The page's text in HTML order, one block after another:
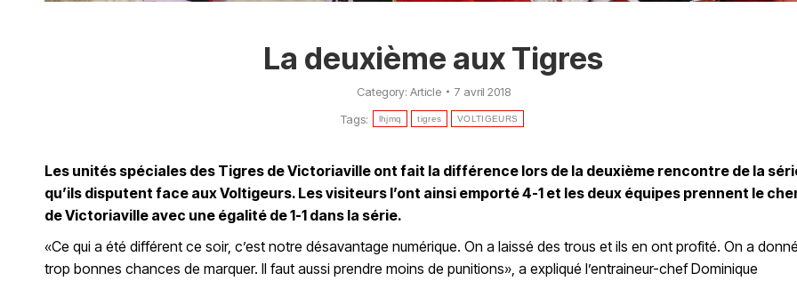
La deuxième aux Tigres
Category: Article
7 avril 2018
Tags:
lhjmq tigres VOLTIGEURS
Les unités spéciales des Tigres de Victoriaville ont fait la différence lors de la deuxième rencontre de la
qu’ils disputent face aux Voltigeurs. Les visiteurs l’ont ainsi emporté 4-1 et les deux équipes prennent le
de Victoriaville avec une égalité de 1-1 dans la série.
«Ce qui a été différent ce soir, c’est notre désavantage numérique. On a laissé des trous et ils en ont profité. On a
trop bonnes chances de marquer. Il faut aussi prendre moins de punitions», a expliqué l’entraineur-chef Dominique